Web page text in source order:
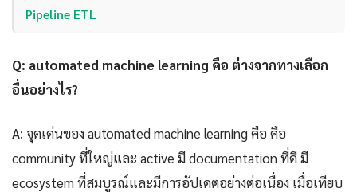
Pipeline ETL
Q: automated machine learning คือ ต่างจากทางเลือก
อื่นอย่างไร?
A: จุดเด่นของ automated machine learning คือ คือ
community ที่ใหญ่และ active มี documentation ที่ดี มี
ecosystem ที่สมบูรณ์และมีการอัปเดตอย่างต่อเนื่อง เมื่อเทียบ